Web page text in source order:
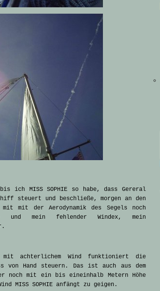
ich MISS SOPHIE so habe, dass Gereral
steuert und beschließe, morgen an den
mit mit der Aerodynamik des Segels noch
mein fehlender Windex, mein
achterlichem Wind funktioniert die
von Hand steuern. Das ist auch aus dem
noch mit ein bis eineinhalb Metern Höhe
MISS SOPHIE anfängt zu geigen.